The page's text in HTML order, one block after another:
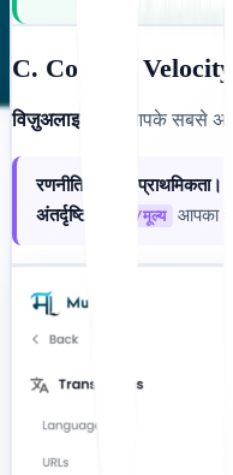
C. Content Velocity
विज़ुअलाइज़ेशन: आपके सबसे
रणनीतिक मूल्य: प्राथमिकता।
अंतर्दृष्टि:
/मूल्य आपका